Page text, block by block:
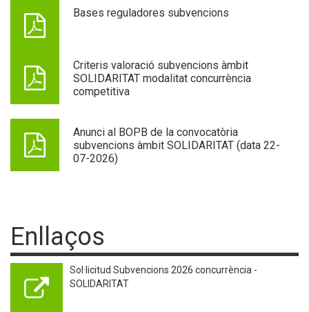
Bases reguladores subvencions
Criteris valoració subvencions àmbit
SOLIDARITAT modalitat concurrència
competitiva
Anunci al BOPB de la convocatòria
subvencions àmbit SOLIDARITAT (data 22-
07-2026)
Enllaços
Sol·licitud Subvencions 2026 concurrència -
SOLIDARITAT